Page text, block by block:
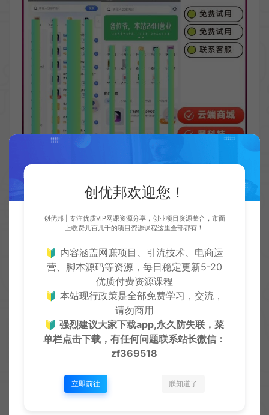
现在的你，只有两个选择：
1. 继续死磕内容，赌那万分之一的运气被系统看中。
2. 借力黑科技云端商城，直接跳过起步阵痛期，让流
量翻倍！
抖音黑科技兵马俑，短视频直播软件多元化变现，抖
重点来了！普通人究竟如何通过这黑科技赚
钱呢？
创优邦欢迎您！
创优邦 | 专注优质VIP网课资源分享，创业项目资源整合，市面
上收费几百几千的项目资源课程这里全部都有！
🔰 内容涵盖网赚项目、引流技术、电商运
营、脚本源码等资源，每日稳定更新5-20
优质付费资源课程
🔰 本站现行政策是全部免费学习，交流，
请勿商用
🔰强烈建议大家下载app,永久防失联，菜
单栏点击下载，有任何问题联系站长微信：
zf369518
立即前往 朕知道了